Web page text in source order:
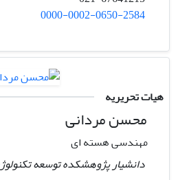
0000-0002-0650-2584
هیات تحریریه
محسن مردانی
مهندسی هسته ای
دانشیار پژوهشکده توسعه